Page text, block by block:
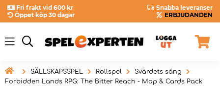
Fri frakt vid 600 kr
Snabba leveranser
Öppet köp 30 dagar
ERBJUDANDEN
 SÄLLSKAPSSPEL Rollspel
Svärdets sång
Forbidden Lands RPG: The Bitter Reach - Map & Cards Pack